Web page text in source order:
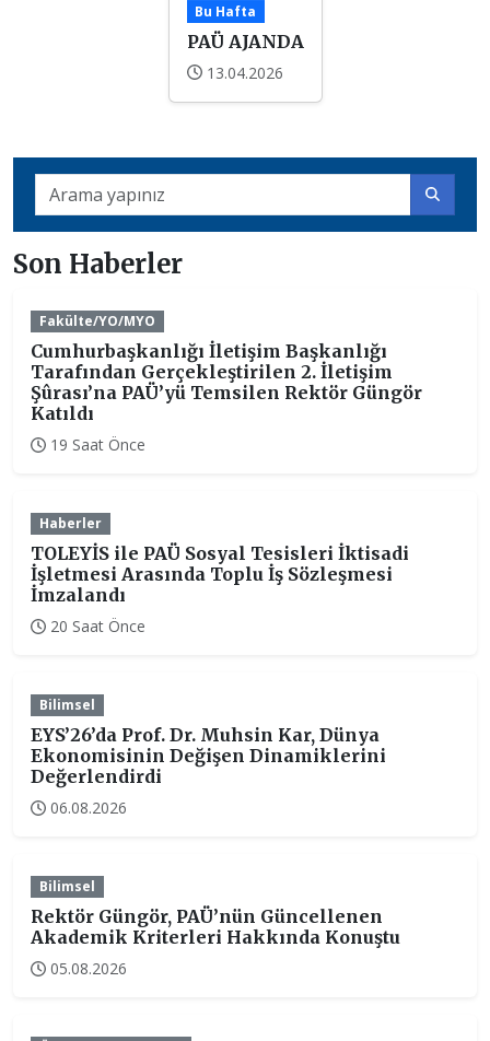
Bu Hafta
PAÜ AJANDA
13.04.2026
Son Haberler
Fakülte/YO/MYO
Cumhurbaşkanlığı İletişim Başkanlığı
Tarafından Gerçekleştirilen 2. İletişim
Şûrası’na PAÜ’yü Temsilen Rektör Güngör
Katıldı
19 Saat Önce
Haberler
TOLEYİS ile PAÜ Sosyal Tesisleri İktisadi
İşletmesi Arasında Toplu İş Sözleşmesi
İmzalandı
20 Saat Önce
Bilimsel
EYS’26’da Prof. Dr. Muhsin Kar, Dünya
Ekonomisinin Değişen Dinamiklerini
Değerlendirdi
06.08.2026
Bilimsel
Rektör Güngör, PAÜ’nün Güncellenen
Akademik Kriterleri Hakkında Konuştu
05.08.2026